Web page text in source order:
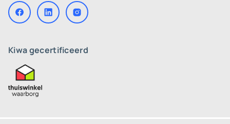
Kiwa gecertificeerd